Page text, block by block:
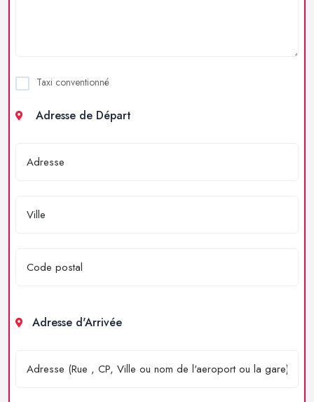
Taxi conventionné
Adresse de Départ
Adresse d'Arrivée